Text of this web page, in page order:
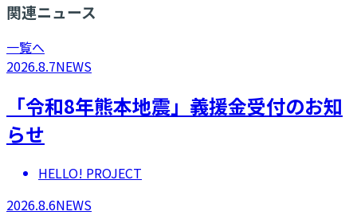
関連ニュース
一覧へ
2026.8.7NEWS
「令和8年熊本地震」義援金受付のお知
らせ
HELLO! PROJECT
2026.8.6NEWS